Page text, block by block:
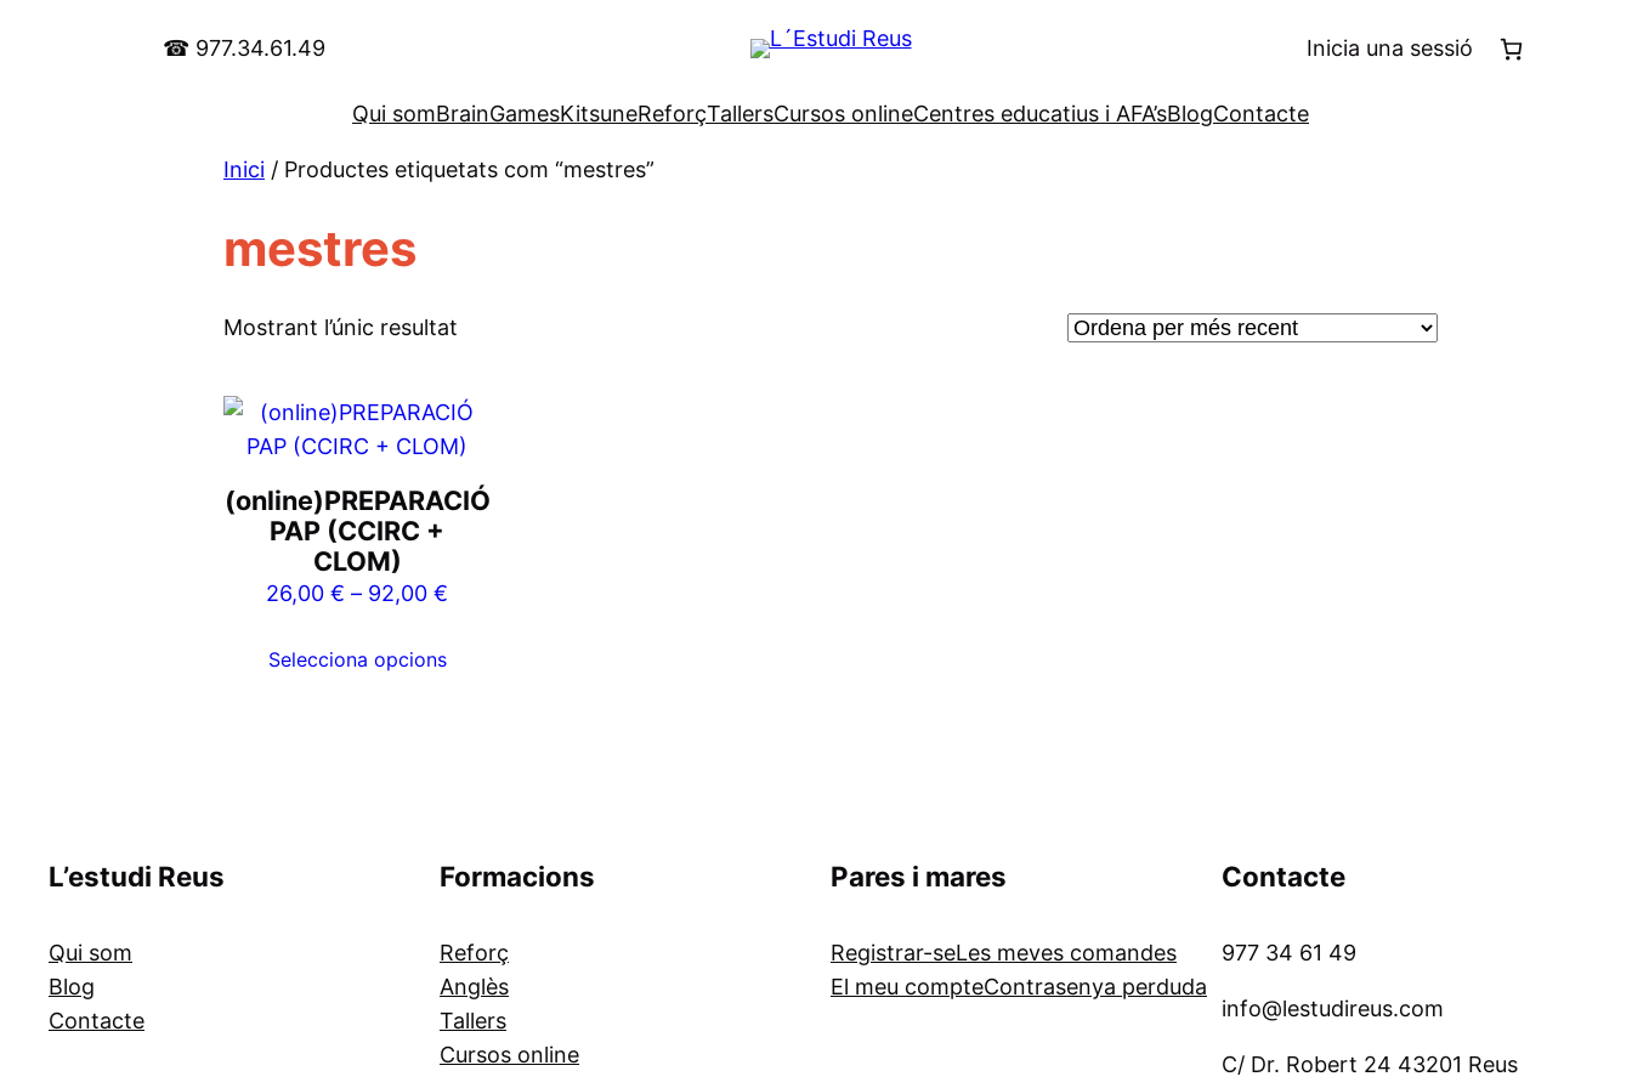
☎ 977.34.61.49 Inicia una sessió
Qui somBrainGamesKitsuneReforçTallersCursos onlineCentres educatius i AFA’sBlogContacte
Inici / Productes etiquetats com “mestres”
mestres
Mostrant l’únic resultat
(online)PREPARACIÓ
PAP (CCIRC +
CLOM)
26,00€ – 92,00€
Selecciona opcions
Aquest
producte
diverses
variants.
opcions
producte
L’estudi Reus
Qui som
Blog
Contacte
Formacions
Reforç
Anglès
Tallers
Cursos online
Pares i mares
Registrar-seLes meves comandes
El meu compteContrasenya perduda
Contacte
977 34 61 49
info@lestudireus.com
C/ Dr. Robert 24 43201 Reus